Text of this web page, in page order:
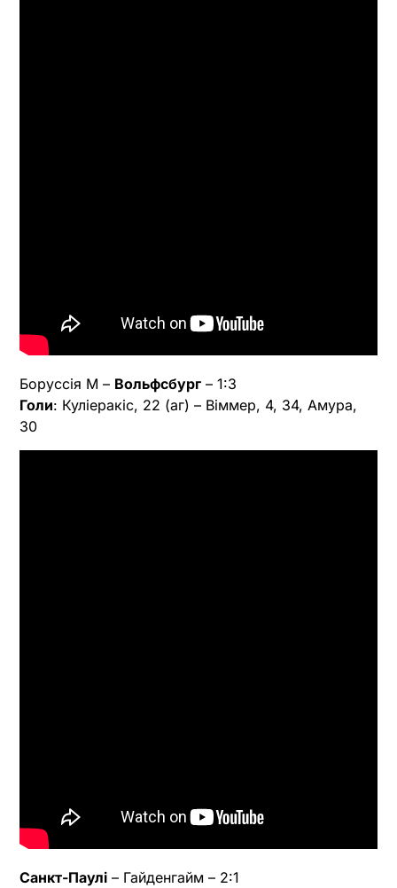
Боруссія М – Вольфсбург – 1:3
Голи: Куліеракіс, 22 (аг) – Віммер, 4, 34, Амура,
30
Санкт-Паулі – Гайденгайм – 2:1